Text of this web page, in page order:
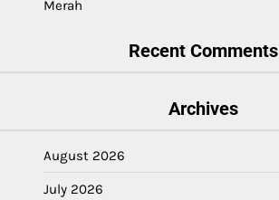
Merah
Recent Comments
Archives
August 2026
July 2026